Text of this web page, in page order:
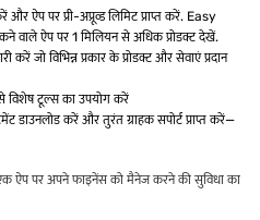
ऐप पर प्री-अप्रूव्ड लिमिट प्राप्त करें. Easy
वाले ऐप पर 1 मिलियन से अधिक प्रोडक्ट देखें.
करें जो विभिन्न प्रकार के प्रोडक्ट और सेवाएं प्रदान
टूल्स का उपयोग करें
डाउनलोड करें और तुरंत ग्राहक सपोर्ट प्राप्त करें—
ऐप पर अपने फाइनेंस को मैनेज करने की सुविधा का